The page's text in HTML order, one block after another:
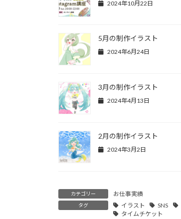
2024年10月22日
5月の制作イラスト
2024年6月24日
3月の制作イラスト
2024年4月13日
2月の制作イラスト
2024年3月2日
カテゴリー お仕事実績
タグ イラスト SNS
タイムチケット